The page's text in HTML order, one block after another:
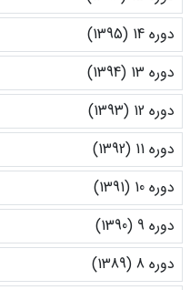
دوره 14 (1395)
دوره 13 (1394)
دوره 12 (1393)
دوره 11 (1392)
دوره 10 (1391)
دوره 9 (1390)
دوره 8 (1389)